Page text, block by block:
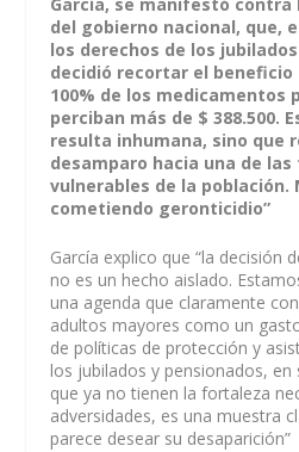
del gobierno nacional, que,
los derechos de los
decidió recortar el
100% de los medicamentos
perciban más de $ 388.500.
resulta inhumana, sino que
desamparo hacia una de
vulnerables de la población.
cometiendo geronticidio”
García explico que “la decisión
no es un hecho aislado.
una agenda que claramente
adultos mayores como un
de políticas de protección y
los jubilados y pensionados,
que ya no tienen la fortaleza
adversidades, es una muestra
parece desear su desaparición”